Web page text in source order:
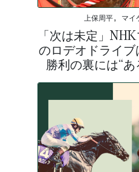
上保周平, マイ
「次は未定」
のロデオドライブ
勝利の裏には“